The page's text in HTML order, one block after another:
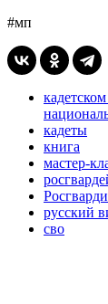
#мп
кадеты
книга
мастер-
русский
сво